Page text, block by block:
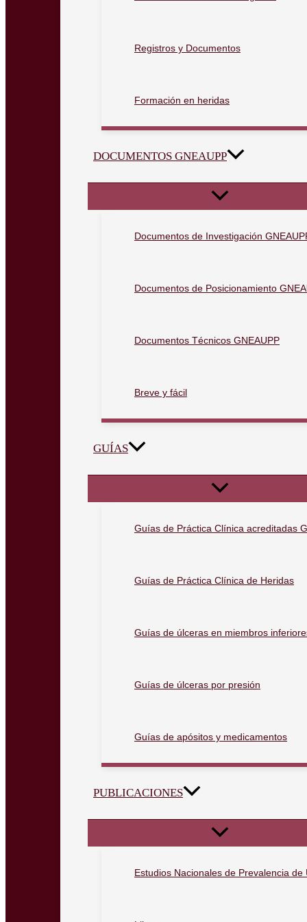
Registros y Documentos
Formación en heridas
DOCUMENTOS GNEAUPP
Documentos de Investigación
Documentos de Posicionamiento
Documentos Técnicos GNEAUPP
Breve y fácil
GUÍAS
Guías de Práctica Clínica acreditadas
Guías de Práctica Clínica de Heridas
Guías de úlceras en miembros
Guías de úlceras por presión
Guías de apósitos y medicamentos
PUBLICACIONES
Estudios Nacionales de Prevalencia de